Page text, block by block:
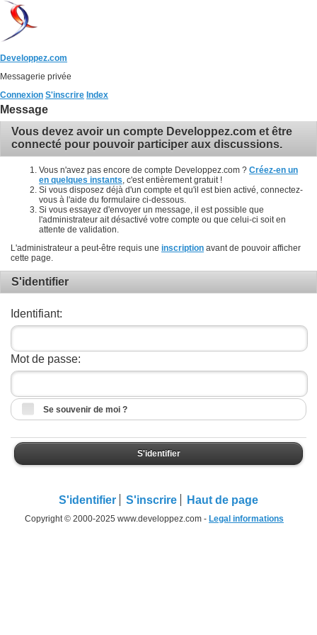
Developpez.com
Messagerie privée
Connexion S'inscrire Index
Message
Vous devez avoir un compte Developpez.com et être
connecté pour pouvoir participer aux discussions.
Vous n'avez pas encore de compte Developpez.com ? Créez-en un
en quelques instants , c'est entièrement gratuit !
Si vous disposez déjà d'un compte et qu'il est bien activé, connectez-
vous à l'aide du formulaire ci-dessous.
Si vous essayez d'envoyer un message, il est possible que
l'administrateur ait désactivé votre compte ou que celui-ci soit en
attente de validation.
L'administrateur a peut-être requis une inscription avant de pouvoir afficher
cette page.
S'identifier
Identifiant:
Mot de passe:
Se souvenir de moi ?
S'identifier
S'identifier S'inscrire Haut de page
Copyright © 2000-2025 www.developpez.com - Legal informations